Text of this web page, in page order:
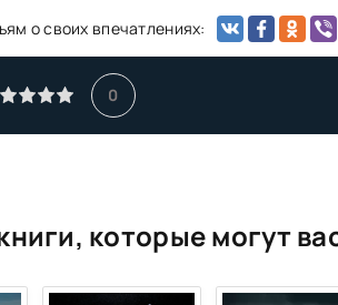
о своих впечатлениях:
0
которые могут